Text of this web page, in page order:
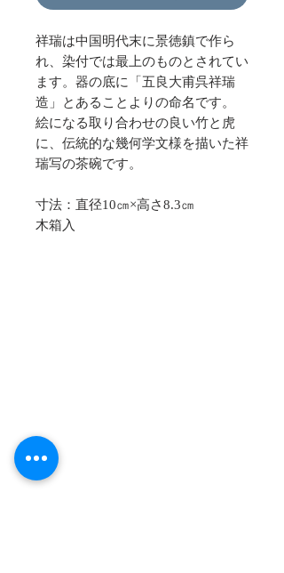
祥瑞は中国明代末に景徳鎮で作ら
れ、染付では最上のものとされてい
ます。器の底に「五良大甫呉祥瑞
造」とあることよりの命名です。
絵になる取り合わせの良い竹と虎
に、伝統的な幾何学文様を描いた祥
瑞写の茶碗です。
寸法：直径10㎝×高さ8.3㎝
木箱入